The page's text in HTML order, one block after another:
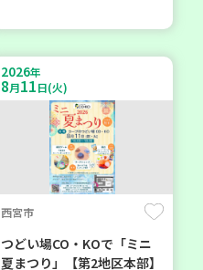
2026年
8月11日(火)
西宮市
つどい場CO・KOで「ミニ
夏まつり」【第2地区本部】